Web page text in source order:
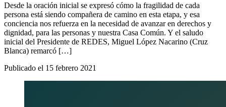
Desde la oración inicial se expresó cómo la fragilidad de cada
persona está siendo compañera de camino en esta etapa, y esa
conciencia nos refuerza en la necesidad de avanzar en derechos y
dignidad, para las personas y nuestra Casa Común. Y el saludo
inicial del Presidente de REDES, Miguel López Nacarino (Cruz
Blanca) remarcó […]
Publicado el 15 febrero 2021